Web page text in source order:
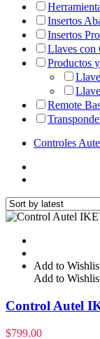
Insertos
Insertos
Llaves con
Productos
Remote
Controles
Add to
Add to
Control Autel
$799.00